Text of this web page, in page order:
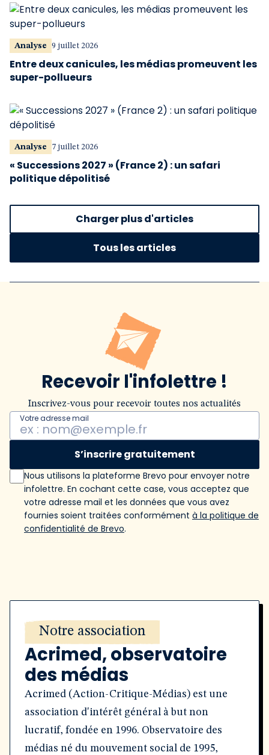
Analyse 9 juillet 2026
Entre deux canicules, les médias promeuvent les
super-pollueurs
Analyse 7 juillet 2026
« Successions 2027 » (France 2) : un safari
politique dépolitisé
Charger plus d'articles
Tous les articles
Recevoir l'infolettre !
Inscrivez-vous pour recevoir toutes nos actualités
Votre adresse mail
S’inscrire gratuitement
Nous utilisons la plateforme Brevo pour envoyer notre
infolettre. En cochant cette case, vous acceptez que
votre adresse mail et les données que vous avez
fournies soient traitées conformément à la politique de
confidentialité de Brevo.
Notre association
Acrimed, observatoire
des médias
Acrimed (Action-Critique-Médias) est une
association d'intérêt général à but non
lucratif, fondée en 1996. Observatoire des
médias né du mouvement social de 1995,